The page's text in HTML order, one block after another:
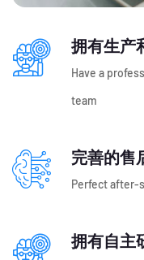
拥有生产
Have a
team
完善的售
Perfect after-
拥有自主